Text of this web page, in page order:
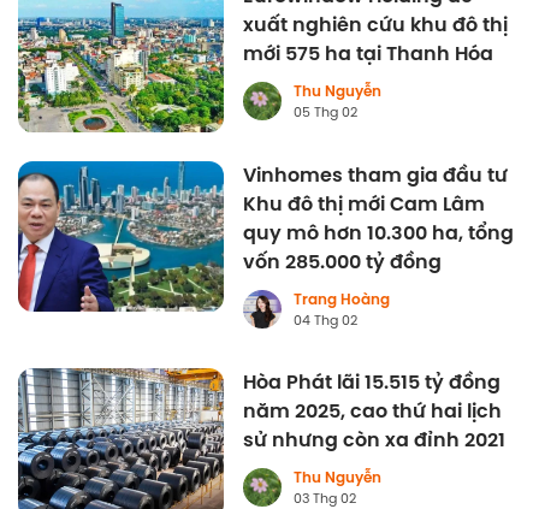
xuất nghiên cứu khu đô thị
mới 575 ha tại Thanh Hóa
Thu Nguyễn
05 Thg 02
Vinhomes tham gia đầu tư
Khu đô thị mới Cam Lâm
quy mô hơn 10.300 ha, tổng
vốn 285.000 tỷ đồng
Trang Hoàng
04 Thg 02
Hòa Phát lãi 15.515 tỷ đồng
năm 2025, cao thứ hai lịch
sử nhưng còn xa đỉnh 2021
Thu Nguyễn
03 Thg 02